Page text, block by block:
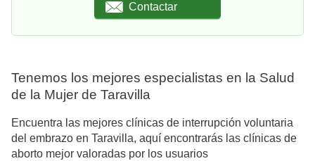
Contactar
Tenemos los mejores especialistas en la Salud
de la Mujer de Taravilla
Encuentra las mejores clínicas de interrupción voluntaria
del embrazo en Taravilla, aquí encontrarás las clínicas de
aborto mejor valoradas por los usuarios